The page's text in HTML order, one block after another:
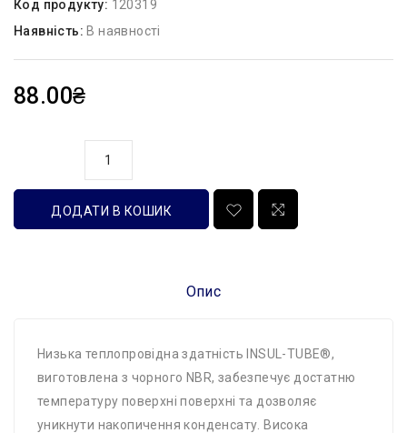
Код продукту: 120319
Наявність: В наявності
88.00₴
ДОДАТИ В КОШИК
Опис
Низька теплопровідна здатність INSUL-TUBE®,
виготовлена ​​з чорного NBR, забезпечує достатню
температуру поверхні поверхні та дозволяє
уникнути накопичення конденсату. Висока